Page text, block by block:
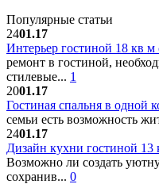
Популярные статьи
2401.17
Интерьер гостиной 18 кв
ремонт в гостиной,
стилевые... 1
2001.17
Гостиная спальня в одной
семьи есть возможность
2401.17
Дизайн кухни гостиной
Возможно ли создать
сохранив... 0